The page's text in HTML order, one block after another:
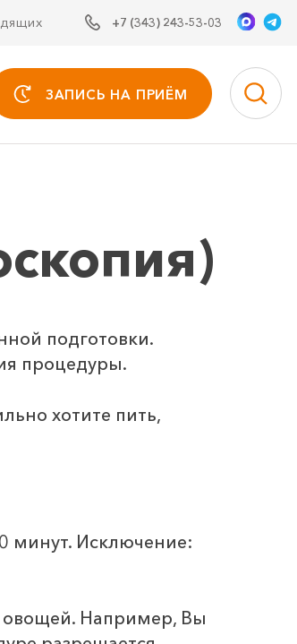
+7 (343) 243-53-03
ЗАПИСЬ НА ПРИЁМ
подготовки.
процедуры.
хотите пить,
минут. Исключение:
овощей. Например, Вы